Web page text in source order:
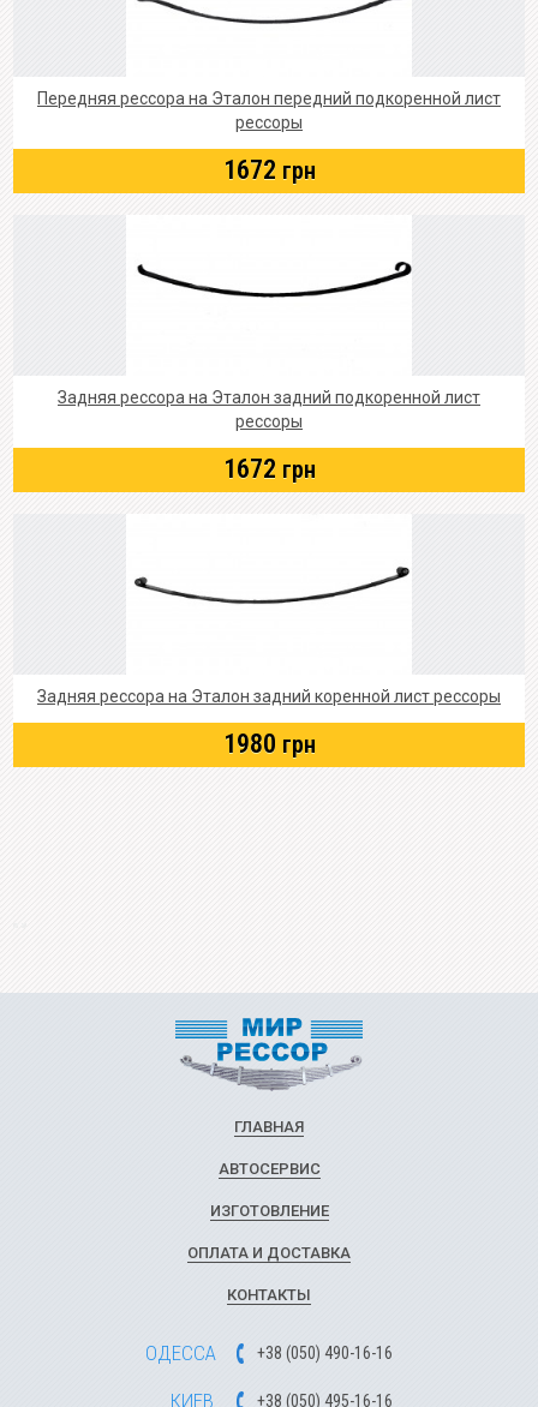
Передняя рессора на Эталон передний подкоренной лист
рессоры
1672 грн
Задняя рессора на Эталон задний подкоренной лист
рессоры
1672 грн
Задняя рессора на Эталон задний коренной лист рессоры
1980 грн
ГЛАВНАЯ
АВТОСЕРВИС
ИЗГОТОВЛЕНИЕ
ОПЛАТА И ДОСТАВКА
КОНТАКТЫ
ОДЕССА +38 (050) 490-16-16
КИЕВ +38 (050) 495-16-16